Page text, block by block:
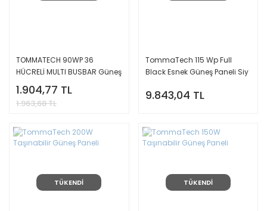
TOMMATECH 90WP 36
HÜCRELİ MULTI BUSBAR Güneş
PANEL
1.904,77 TL
1.963,68 TL
TommaTech 115 Wp Full
Black Esnek Güneş Paneli Siy
9.843,04 TL
TÜKENDİ TÜKENDİ